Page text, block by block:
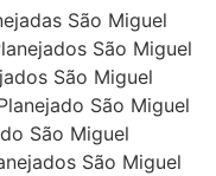
São Miguel
São Miguel
São Miguel
São Miguel
São Miguel
São Miguel